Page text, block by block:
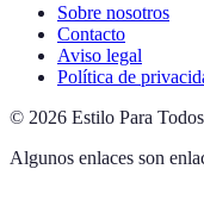
Sobre nosotros
Contacto
Aviso legal
Política de
© 2026 Estilo Para Todos
Algunos enlaces son